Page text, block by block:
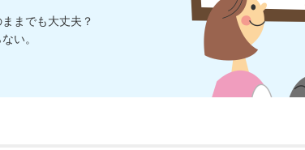
までも大丈夫？
い。